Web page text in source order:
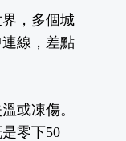
，多個城
線，差點
或凍傷。
零下50